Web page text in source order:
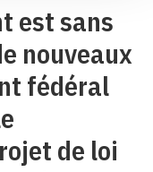
est sans
nouveaux
fédéral
de loi